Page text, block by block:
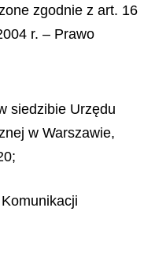
zgodnie z art. 16
r. – Prawo
siedzibie Urzędu
w Warszawie,